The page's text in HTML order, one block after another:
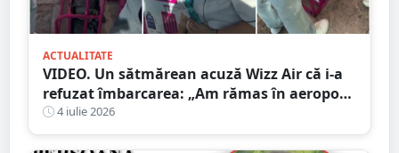
ACTUALITATE
VIDEO. Un sătmărean acuză Wizz Air că i-a
refuzat îmbarcarea: „Am rămas în aeroport
cu băiețelul nostru de 2 ani”
4 iulie 2026